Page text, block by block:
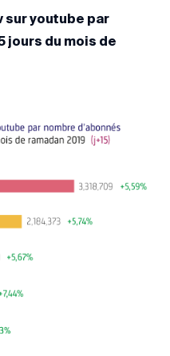
sur youtube par
jours du mois de